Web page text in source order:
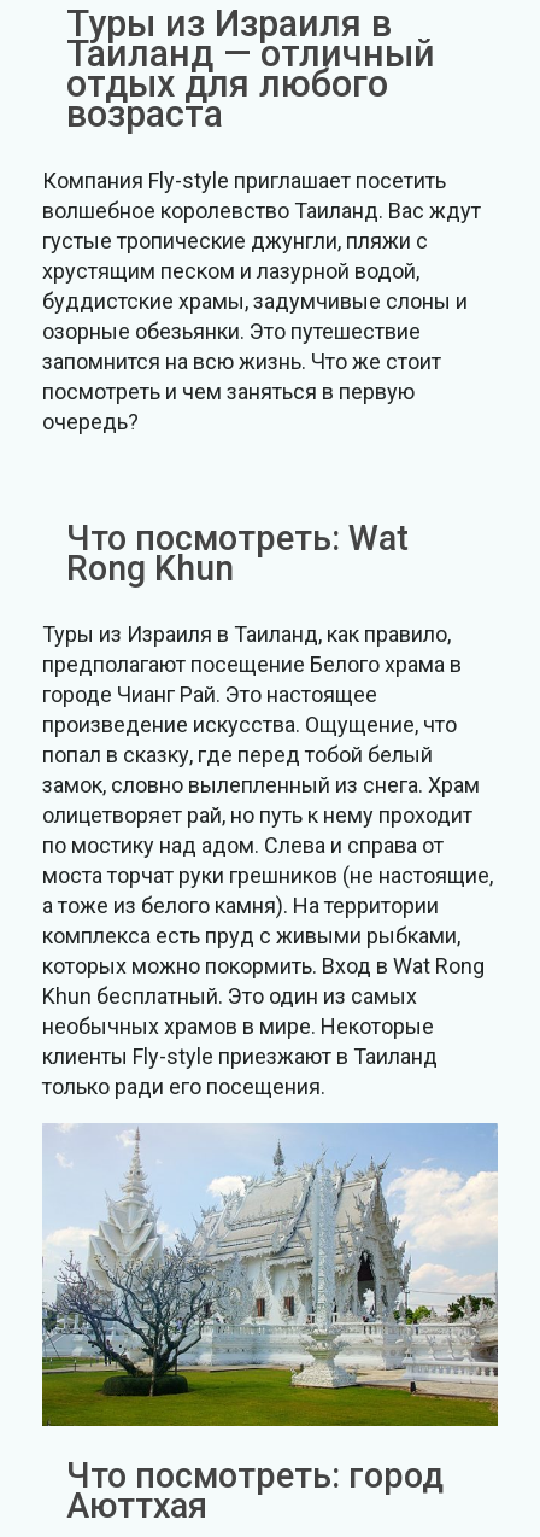
Туры из Израиля в
Таиланд — отличный
отдых для любого
возраста
Компания Fly-style приглашает посетить
волшебное королевство Таиланд. Вас ждут
густые тропические джунгли, пляжи с
хрустящим песком и лазурной водой,
буддистские храмы, задумчивые слоны и
озорные обезьянки. Это путешествие
запомнится на всю жизнь. Что же стоит
посмотреть и чем заняться в первую
очередь?
Что посмотреть: Wat
Rong Khun
Туры из Израиля в Таиланд, как правило,
предполагают посещение Белого храма в
городе Чианг Рай. Это настоящее
произведение искусства. Ощущение, что
попал в сказку, где перед тобой белый
замок, словно вылепленный из снега. Храм
олицетворяет рай, но путь к нему проходит
по мостику над адом. Слева и справа от
моста торчат руки грешников (не настоящие,
а тоже из белого камня). На территории
комплекса есть пруд с живыми рыбками,
которых можно покормить. Вход в Wat Rong
Khun бесплатный. Это один из самых
необычных храмов в мире. Некоторые
клиенты Fly-style приезжают в Таиланд
только ради его посещения.
Что посмотреть: город
Аюттхая